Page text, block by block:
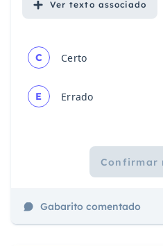
Ver texto associado
C Certo
E Errado
Confirmar
Gabarito comentado